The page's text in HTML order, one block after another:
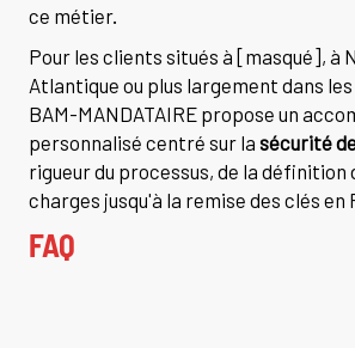
ce métier.
Pour les clients situés à [masqué], à
Atlantique ou plus largement dans
BAM-MANDATAIRE propose un
personnalisé centré sur la sécurité
rigueur du processus, de la définition
charges jusqu'à la remise des clés en
FAQ